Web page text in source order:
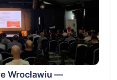
Wrocławiu —